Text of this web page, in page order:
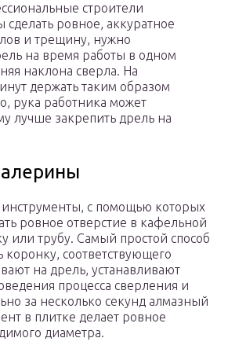
строители
сделать ровное, аккуратное
и трещину, нужно
на время работы в одном
наклона сверла. На
держать таким образом
рука работника может
лучше закрепить дрель на
инструменты, с помощью которых
ровное отверстие в кафельной
или трубу. Самый простой способ
коронку, соответствующего
на дрель, устанавливают
процесса сверления и
за несколько секунд алмазный
в плитке делает ровное
диаметра.